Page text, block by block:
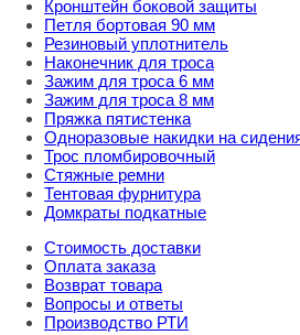
Кронштейн боковой защиты
Петля бортовая 90 мм
Резиновый уплотнитель
Наконечник для троса
Зажим для троса 6 мм
Зажим для троса 8 мм
Пряжка пятистенка
Одноразовые накидки на
Трос пломбировочный
Стяжные ремни
Тентовая фурнитура
Домкраты подкатные
Стоимость доставки
Оплата заказа
Возврат товара
Вопросы и ответы
Производство РТИ